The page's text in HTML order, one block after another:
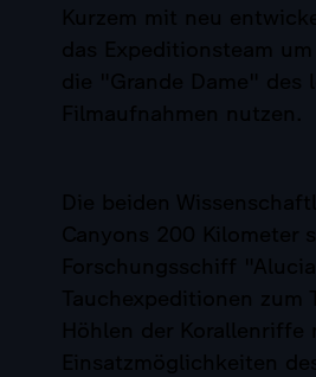
Kurzem mit neu
das Expeditionsteam
die "Grande Dame" des
Filmaufnahmen nutzen.
Die beiden
Canyons 200 Kilometer
Forschungsschiff
Tauchexpeditionen zum
Höhlen der
Einsatzmöglichkeiten